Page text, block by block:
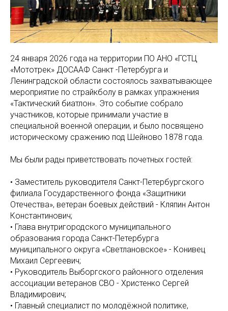
24 января 2026 года на территории ПО АНО «ГСТЦ
«Мототрек» ДОСААФ Санкт -Петербурга и
Ленинградской области состоялось захватывающее
мероприятие по страйкболу в рамках упражнения
«Тактический биатлон». Это событие собрало
участников, которые принимали участие в
специальной военной операции, и было посвящено
историческому сражению под Шейново 1878 года.
Мы были рады приветствовать почетных гостей:
• Заместитель руководителя Санкт-Петербургского
филиала Государственного фонда «Защитники
Отечества», ветеран боевых действий - Кляпин Антон
Константинович;
• Глава внутригородского муниципального
образования города Санкт-Петербурга
муниципального округа «Светлановское» - Конивец
Михаил Сергеевич;
• Руководитель Выборгского районного отделения
ассоциации ветеранов СВО - Христенко Сергей
Владимирович;
• Главный специалист по молодёжной политике,